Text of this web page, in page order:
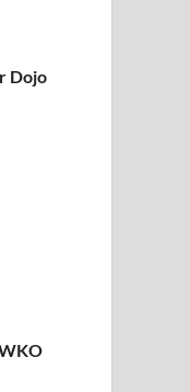
Dojo